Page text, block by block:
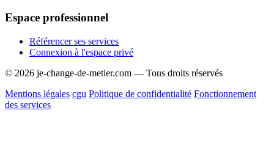
Espace professionnel
Référencer ses services
Connexion à l'espace privé
© 2026 je-change-de-metier.com — Tous droits réservés
Mentions légales cgu Politique de confidentialité Fonctionnement
des services